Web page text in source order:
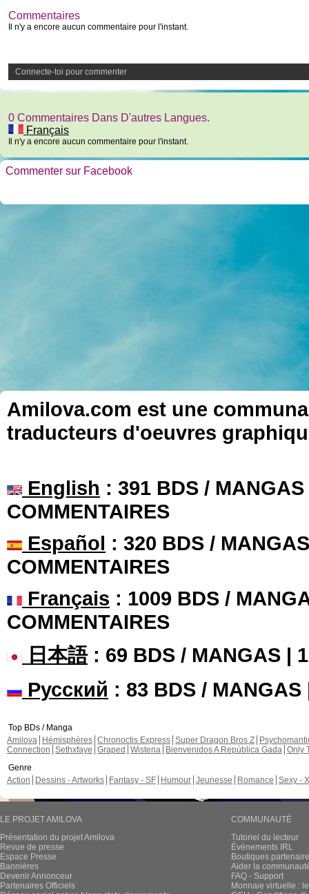
Commentaires
Il n'y a encore aucun commentaire pour l'instant.
Connecte-toi pour commenter
0 Commentaires Dans D'autres Langues.
Français
Il n'y a encore aucun commentaire pour l'instant.
Commenter sur Facebook
Amilova.com est une
traducteurs d'oeuvres
English : 391 BDS /
COMMENTAIRES
Español : 320 BDS /
COMMENTAIRES
Français : 1009 BDS /
COMMENTAIRES
日本語: 69 BDS / MANGAS |
Русский : 83 BDS / MANGAS
Top BDs / Manga
Amilova
Hémisphères Chronoctis Express Super Dragon Bros Z
Connection Sethxfaye Graped Wisteria Bienvenidos A República Gada Only
Genre
Action
Dessins - Artworks Fantasy - SF Humour Jeunesse Romance Sexy -
LE PROJET AMILOVA
Présentation du projet Amilova
Revue de presse
Espace Presse
Bannières
Devenir Annonceur
Partenaires Officiels
COMMUNAUTÉ
Tutoriel du lecteur
Évènements IRL
Boutiques
Aider la
FAQ - Support
Monnaie virtuelle :